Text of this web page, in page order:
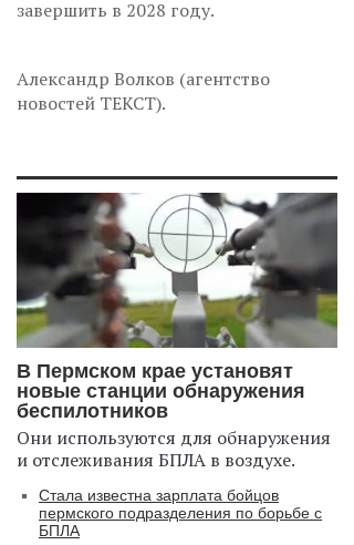
завершить в 2028 году.
Александр Волков (агентство
новостей ТЕКСТ).
В Пермском крае установят
новые станции обнаружения
беспилотников
Они используются для обнаружения
и отслеживания БПЛА в воздухе.
Стала известна зарплата бойцов
пермского подразделения по борьбе с
БПЛА